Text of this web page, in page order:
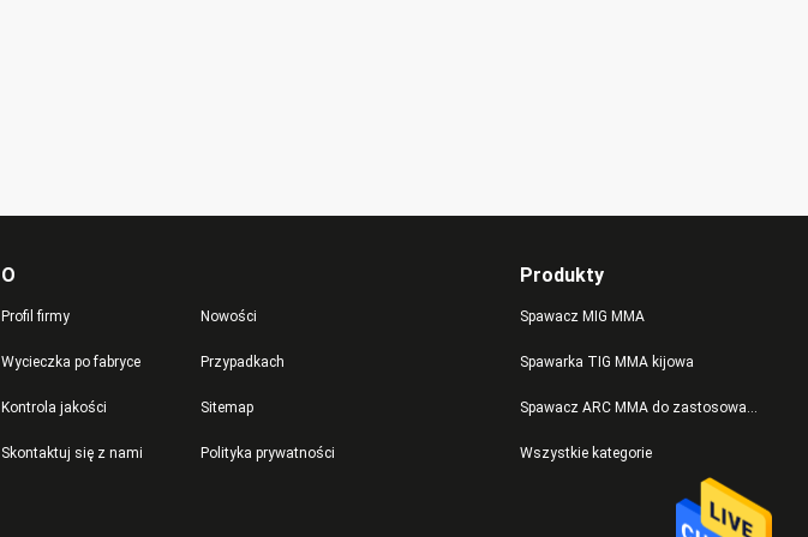
O
Profil firmy
Wycieczka po fabryce
Kontrola jakości
Skontaktuj się z nami
Nowości
Przypadkach
Sitemap
Polityka prywatności
Produkty
Spawacz MIG MMA
Spawarka TIG MMA kijowa
Spawacz ARC MMA do zastosowań przemysłowych
Wszystkie kategorie